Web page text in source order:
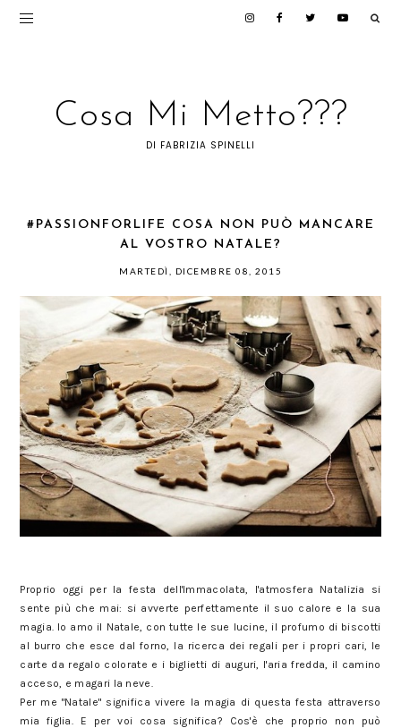
Cosa Mi Metto???
DI FABRIZIA SPINELLI
#PASSIONFORLIFE COSA NON PUÒ MANCARE
AL VOSTRO NATALE?
MARTEDÌ, DICEMBRE 08, 2015
Proprio oggi per la festa dell'Immacolata, l'atmosfera Natalizia si
sente più che mai: si avverte perfettamente il suo calore e la sua
magia. Io amo il Natale, con tutte le sue lucine, il profumo di biscotti
al burro che esce dal forno, la ricerca dei regali per i propri cari, le
carte da regalo colorate e i biglietti di auguri, l'aria fredda, il camino
acceso, e magari la neve.
Per me "Natale" significa vivere la magia di questa festa attraverso
mia figlia. E per voi cosa significa? Cos'è che proprio non può